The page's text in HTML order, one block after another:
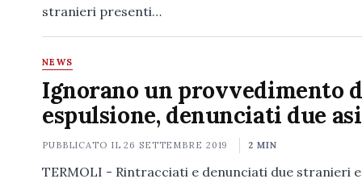
stranieri presenti…
NEWS
Ignorano un provvedimento
espulsione, denunciati due
PUBBLICATO IL26 SETTEMBRE 2019 2 MIN
TERMOLI - Rintracciati e denunciati due stranieri